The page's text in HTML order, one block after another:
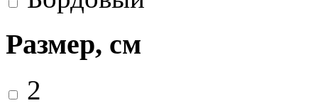
Размер, см
2